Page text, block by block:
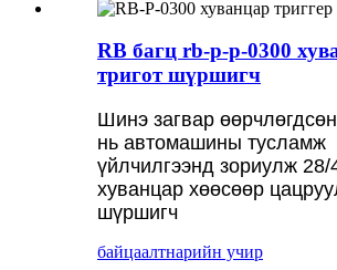
RB багц rb-p-p-0300
тригот шүршигч
Шинэ загвар
нь автомашины тусламж
үйлчилгээнд зориулж 28/
хуванцар хөөсөөр
шүршигч
байцаалтнарийн учир